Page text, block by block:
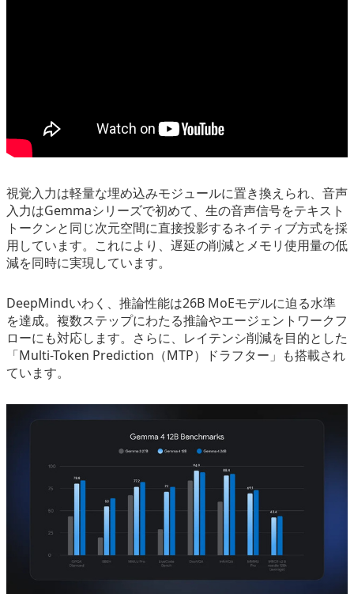
視覚入力は軽量な埋め込みモジュールに置き換えられ、音声
入力はGemmaシリーズで初めて、生の音声信号をテキスト
トークンと同じ次元空間に直接投影するネイティブ方式を採
用しています。これにより、遅延の削減とメモリ使用量の低
減を同時に実現しています。
DeepMindいわく、推論性能は26B MoEモデルに迫る水準
を達成。複数ステップにわたる推論やエージェントワークフ
ローにも対応します。さらに、レイテンシ削減を目的とした
「Multi-Token Prediction（MTP）ドラフター」も搭載され
ています。